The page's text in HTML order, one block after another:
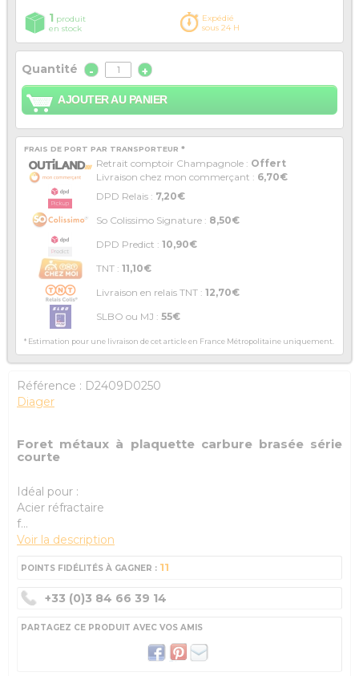
1 produit
en stock
Expédié
sous 24 H
Quantité - +
AJOUTER AU PANIER
FRAIS DE PORT PAR TRANSPORTEUR *
Retrait comptoir Champagnole : Offert
Livraison chez mon commerçant : 6,70€
DPD Relais : 7,20€
So Colissimo Signature : 8,50€
DPD Predict : 10,90€
TNT : 11,10€
Livraison en relais TNT : 12,70€
SLBO ou MJ : 55€
* Estimation pour une livraison de cet article en France Métropolitaine uniquement.
Référence : D2409D0250
Diager
Foret métaux à plaquette carbure brasée série
courte
Idéal pour :
Acier réfractaire
f...
Voir la description
POINTS FIDÉLITÉS À GAGNER : 11
+33 (0)3 84 66 39 14
PARTAGEZ CE PRODUIT AVEC VOS AMIS